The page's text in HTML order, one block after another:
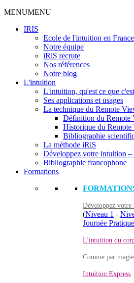
MENUMENU
IRIS
Ecole de l'intuition en France
Notre équipe
iRiS recrute
Nos références
Notre blog
L'intuition
L'intuition, qu'est ce que
Ses applications et usages
La technique du Remote
Définition du Remote
Historique du
Bibliographie
La méthode iRiS
Développez votre intuition
Bibliographie francophone
Formations
Développez
(Niveau 1 -
Journée Pratique
L'intuition du
Comme par magie
Intuition Express